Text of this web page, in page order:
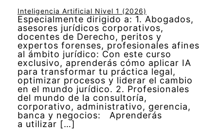
Inteligencia Artificial Nivel 1 (2026)
Especialmente dirigido a: 1. Abogados,
asesores jurídicos corporativos,
docentes de Derecho, peritos y
expertos forenses, profesionales afines
al ámbito jurídico: Con este curso
exclusivo, aprenderás cómo aplicar IA
para transformar tu práctica legal,
optimizar procesos y liderar el cambio
en el mundo jurídico. 2. Profesionales
del mundo de la consultoría,
corporativo, administrativo, gerencia,
banca y negocios: Aprenderás
a utilizar […]